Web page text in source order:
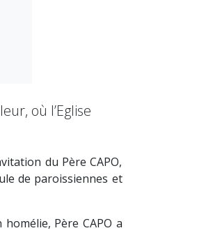
où l’Eglise
du Père CAPO,
de paroissiennes et
Père CAPO a